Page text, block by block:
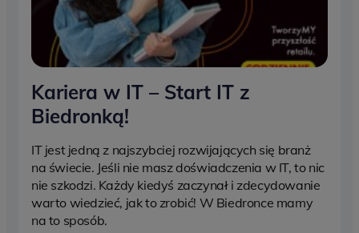
Kariera w IT – Start IT z
Biedronką!
IT jest jedną z najszybciej rozwijających się branż
na świecie. Jeśli nie masz doświadczenia w IT, to nic
nie szkodzi. Każdy kiedyś zaczynał i zdecydowanie
warto wiedzieć, jak to zrobić! W Biedronce mamy
na to sposób.